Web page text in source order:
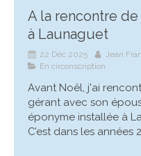
A la rencontre
à Launaguet
22 Déc 2025
Jean
En circonscription
Avant Noêl, j'ai
gérant avec son
éponyme installée à
C’est dans les années